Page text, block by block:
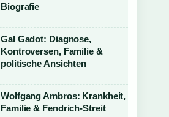
Biografie
Gal Gadot: Diagnose,
Kontroversen, Familie &
politische Ansichten
Wolfgang Ambros: Krankheit,
Familie & Fendrich-Streit